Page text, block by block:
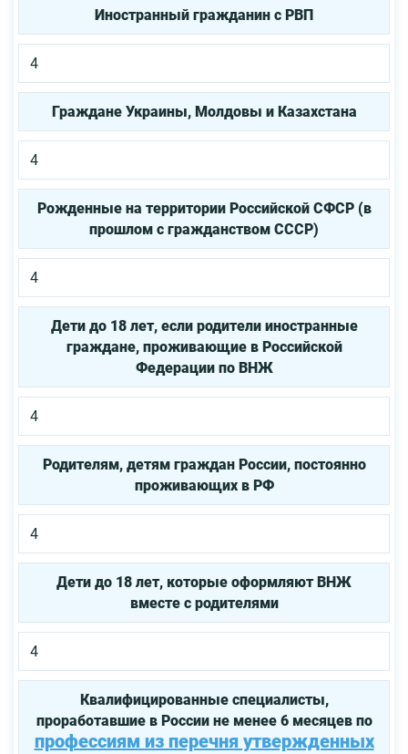
Иностранный гражданин с РВП
4
Граждане Украины, Молдовы и Казахстана
4
Рожденные на территории Российской СФСР (в
прошлом с гражданством СССР)
4
Дети до 18 лет, если родители иностранные
граждане, проживающие в Российской
Федерации по ВНЖ
4
Родителям, детям граждан России, постоянно
проживающих в РФ
4
Дети до 18 лет, которые оформляют ВНЖ
вместе с родителями
4
Квалифицированные специалисты,
проработавшие в России не менее 6 месяцев по
профессиям из перечня утвержденных